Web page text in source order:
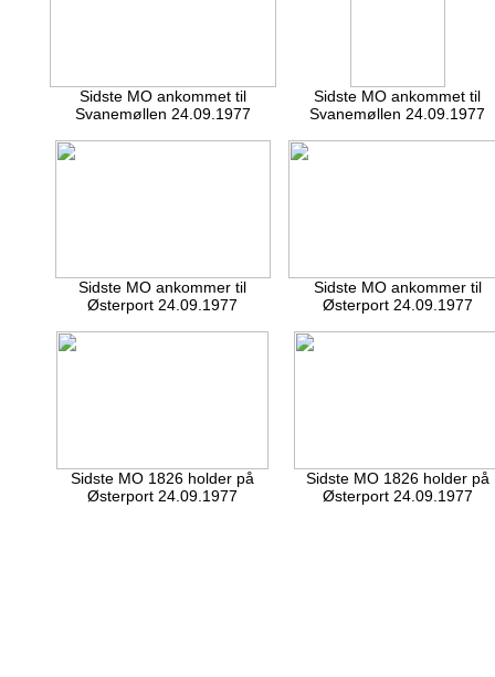
Sidste MO ankommet til
Svanemøllen 24.09.1977
Sidste MO ankommet til
Svanemøllen 24.09.1977
Sidste MO ankommer til
Østerport 24.09.1977
Sidste MO ankommer til
Østerport 24.09.1977
Sidste MO 1826 holder på
Østerport 24.09.1977
Sidste MO 1826 holder på
Østerport 24.09.1977